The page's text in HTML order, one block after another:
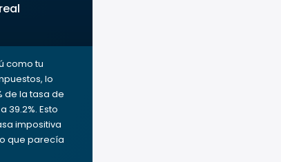
como tu
lo
de la tasa de
39.2%. Esto
impositiva
que parecía